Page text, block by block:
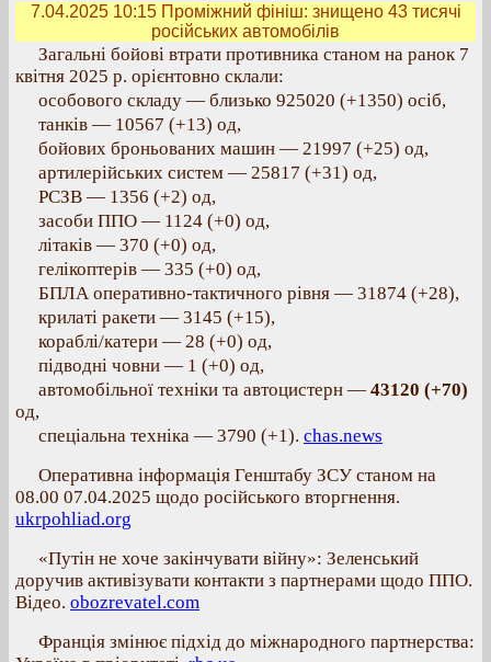
7.04.2025 10:15Проміжний фініш: знищено 43 тисячі
російських автомобілів
Загальні бойові втрати противника станом на ранок 7
квітня 2025 р. орієнтовно склали:
особового складу — близько 925020 (+1350) осіб,
танків — 10567 (+13) од,
бойових броньованих машин — 21997 (+25) од,
артилерійських систем — 25817 (+31) од,
РСЗВ — 1356 (+2) од,
засоби ППО — 1124 (+0) од,
літаків — 370 (+0) од,
гелікоптерів — 335 (+0) од,
БПЛА оперативно-тактичного рівня — 31874 (+28),
крилаті ракети — 3145 (+15),
кораблі/катери — 28 (+0) од,
підводні човни — 1 (+0) од,
автомобільної техніки та автоцистерн — 43120 (+70)
од,
спеціальна техніка — 3790 (+1). chas.news
Оперативна інформація Генштабу ЗСУ станом на
08.00 07.04.2025 щодо російського вторгнення.
ukrpohliad.org
«Путін не хоче закінчувати війну»: Зеленський
доручив активізувати контакти з партнерами щодо ППО.
Відео. obozrevatel.com
Франція змінює підхід до міжнародного партнерства: